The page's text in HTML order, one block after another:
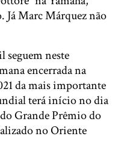
Já Marc Márquez não
seguem neste
encerrada na
da mais importante
terá início no dia
Grande Prêmio do
no Oriente